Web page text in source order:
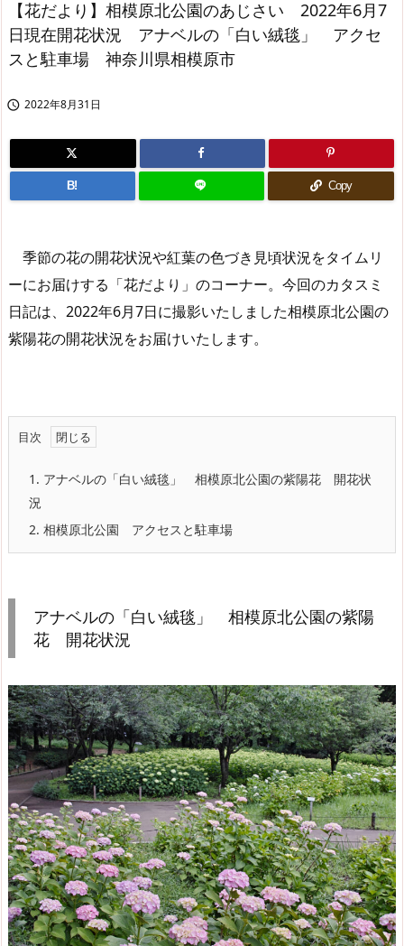
【花だより】相模原北公園のあじさい 2022年6月7
日現在開花状況 アナベルの「白い絨毯」 アクセ
スと駐車場 神奈川県相模原市
 2022年8月31日
B! Copy
季節の花の開花状況や紅葉の色づき見頃状況をタイムリ
ーにお届けする「花だより」のコーナー。今回のカタスミ
日記は、2022年6月7日に撮影いたしました相模原北公園の
紫陽花の開花状況をお届けいたします。
目次
1. アナベルの「白い絨毯」 相模原北公園の紫陽花 開花状
況
2. 相模原北公園 アクセスと駐車場
アナベルの「白い絨毯」 相模原北公園の紫陽
花 開花状況